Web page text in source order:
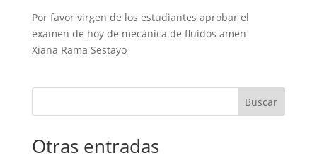
Por favor virgen de los estudiantes aprobar el
examen de hoy de mecánica de fluidos amen
Xiana Rama Sestayo
Buscar
Otras entradas